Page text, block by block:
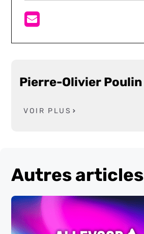
Pierre-Olivier Poulin
VOIR PLUS
Autres articles